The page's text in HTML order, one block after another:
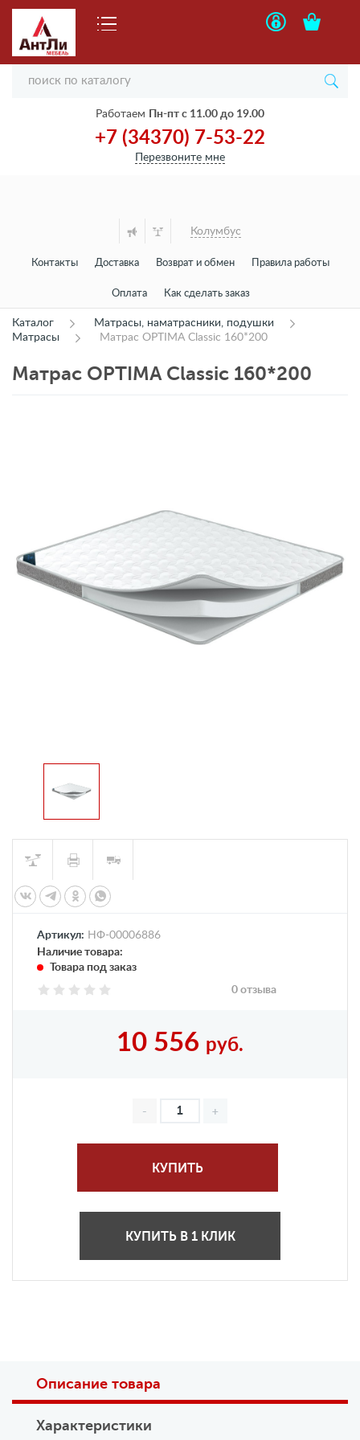
Работаем Пн-пт с 11.00 до 19.00
+7 (34370) 7-53-22
Перезвоните мне
Колумбус
Контакты Доставка Возврат и обмен Правила работы
Оплата Как сделать заказ
Каталог
Матрасы, наматрасники, подушки
Матрасы
Матрас OPTIMA Classic 160*200
Матрас OPTIMA Classic 160*200
Артикул: НФ-00006886
Наличие товара:
Товара под заказ
0 отзыва
10 556 руб.
КУПИТЬ
КУПИТЬ В 1 КЛИК
Описание товара
Характеристики